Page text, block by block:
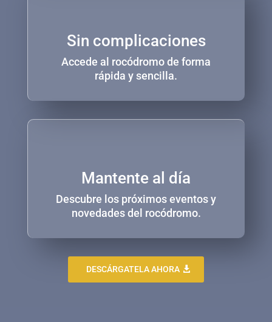
Sin complicaciones
Accede al rocódromo de forma
rápida y sencilla.
Mantente al día
Descubre los próximos eventos y
novedades del rocódromo.
DESCÁRGATELA AHORA